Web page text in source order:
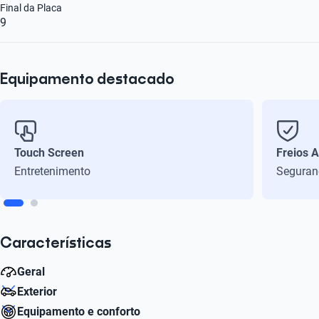
9
Final da Placa
Equipamento destacado
Touch Screen
Entretenimento
Freios
Características
Geral
Número de velocidades
Exterior
Equipamento e conforto